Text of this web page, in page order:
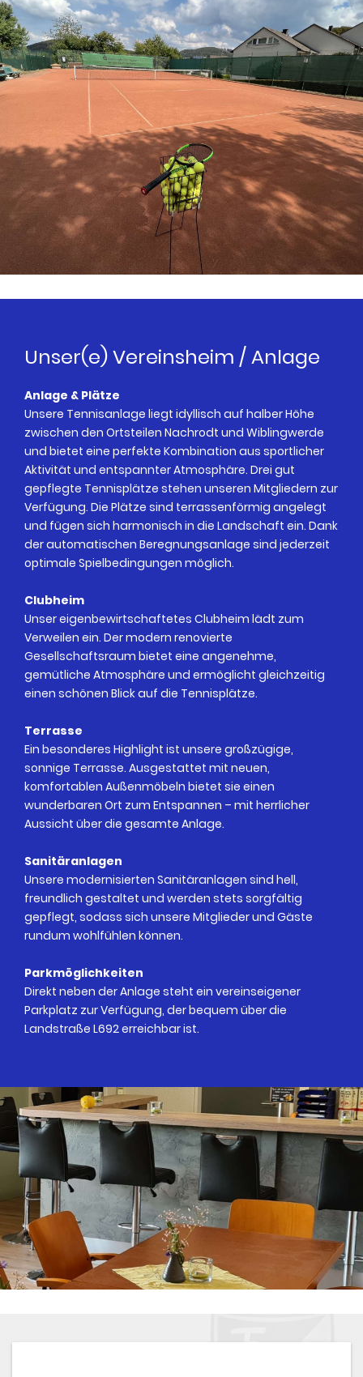
Unser(e) Vereinsheim / Anlage
Anlage & Plätze
Unsere Tennisanlage liegt idyllisch auf halber Höhe
zwischen den Ortsteilen Nachrodt und Wiblingwerde
und bietet eine perfekte Kombination aus sportlicher
Aktivität und entspannter Atmosphäre. Drei gut
gepflegte Tennisplätze stehen unseren Mitgliedern zur
Verfügung. Die Plätze sind terrassenförmig angelegt
und fügen sich harmonisch in die Landschaft ein. Dank
der automatischen Beregnungsanlage sind jederzeit
optimale Spielbedingungen möglich.
Clubheim
Unser eigenbewirtschaftetes Clubheim lädt zum
Verweilen ein. Der modern renovierte
Gesellschaftsraum bietet eine angenehme,
gemütliche Atmosphäre und ermöglicht gleichzeitig
einen schönen Blick auf die Tennisplätze.
Terrasse
Ein besonderes Highlight ist unsere großzügige,
sonnige Terrasse. Ausgestattet mit neuen,
komfortablen Außenmöbeln bietet sie einen
wunderbaren Ort zum Entspannen – mit herrlicher
Aussicht über die gesamte Anlage.
Sanitäranlagen
Unsere modernisierten Sanitäranlagen sind hell,
freundlich gestaltet und werden stets sorgfältig
gepflegt, sodass sich unsere Mitglieder und Gäste
rundum wohlfühlen können.
Parkmöglichkeiten
Direkt neben der Anlage steht ein vereinseigener
Parkplatz zur Verfügung, der bequem über die
Landstraße L692 erreichbar ist.